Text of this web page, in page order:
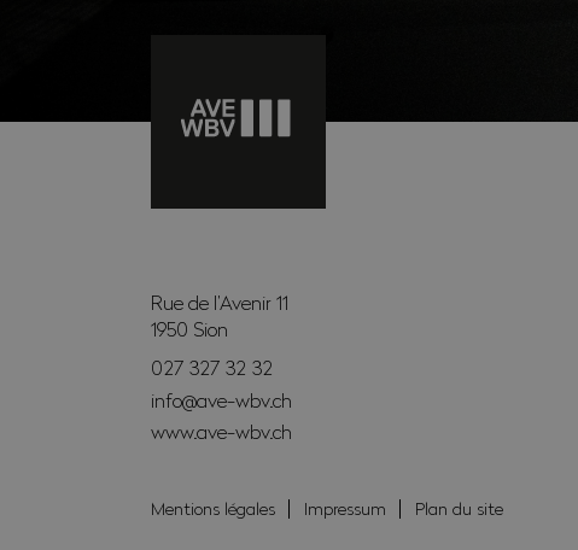
Rue de l’Avenir 11
1950 Sion
027 327 32 32
info@ave-wbv.ch
www.ave-wbv.ch
Mentions légales Impressum Plan du site